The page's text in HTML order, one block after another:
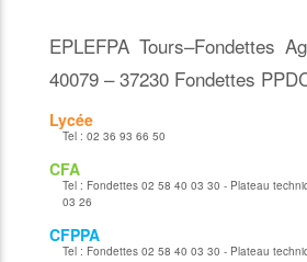
EPLEFPA Tours–Fondettes
40079 – 37230 Fondettes
Lycée
Tel : 02 36 93 66 50
CFA
Tel : Fondettes 02 58 40 03 30 - Plateau
03 26
CFPPA
Tel : Fondettes 02 58 40 03 30 - Plateau